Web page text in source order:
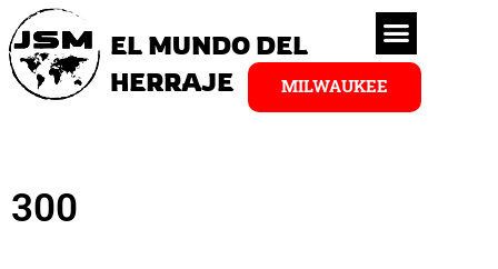
EL MUNDO DEL
HERRAJE
MILWAUKEE
300